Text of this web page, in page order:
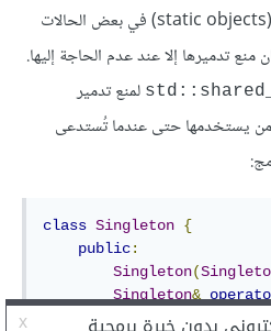
قد تعتمد بعض الكائنات الساكنة (static objects) في بعض الحالات
تدميرها إلا عند عدم الحاجة إليها.
لمنع تدمير
من يستخدمها حتى عندما تُستدعى
class Singleton {
public:
Singleton(
Singleton&
delete